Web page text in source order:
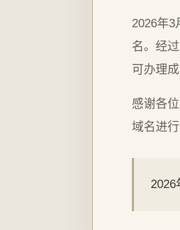
2026年
名。经
可办理
感谢各
域名进
2026